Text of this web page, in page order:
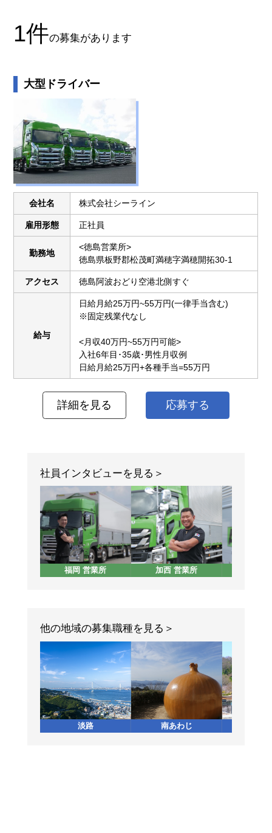
1件の募集があります
大型ドライバー
会社名 株式会社シーライン
雇用形態 正社員
勤務地
<徳島営業所>
徳島県板野郡松茂町満穂字満穂開拓30-1
アクセス 徳島阿波おどり空港北側すぐ
給与
日給月給25万円~55万円(一律手当含む)
※固定残業代なし
<月収40万円~55万円可能>
入社6年目･35歳･男性月収例
日給月給25万円+各種手当=55万円
詳細を見る 応募する
社員インタビューを見る
福岡 営業所 加西 営業所
他の地域の募集職種を見る
淡路 南あわじ